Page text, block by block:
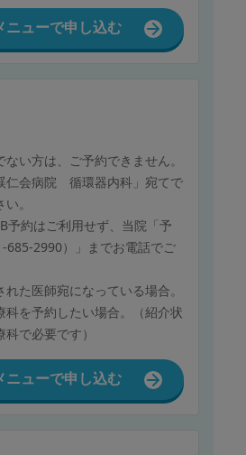
ニューで申し込む
い方は、ご予約できません。
仁会病院 循環器内科」宛てで
。
予約はご利用せず、当院「予
685-2990）」までお電話でご
れた医師宛になっている場合。
科を予約したい場合。（紹介状
で必要です）
ニューで申し込む